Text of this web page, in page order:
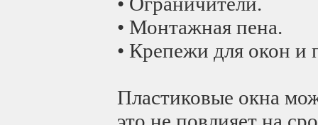
• Монтажная пена.
• Крепежи для окон и
Пластиковые окна